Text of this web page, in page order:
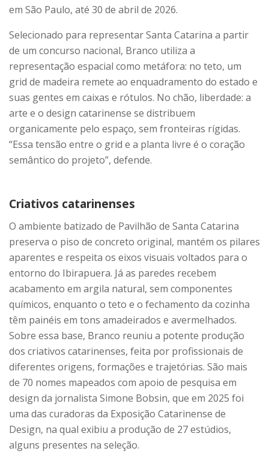
em São Paulo, até 30 de abril de 2026.
Selecionado para representar Santa Catarina a partir
de um concurso nacional, Branco utiliza a
representação espacial como metáfora: no teto, um
grid de madeira remete ao enquadramento do estado e
suas gentes em caixas e rótulos. No chão, liberdade: a
arte e o design catarinense se distribuem
organicamente pelo espaço, sem fronteiras rígidas.
“Essa tensão entre o grid e a planta livre é o coração
semântico do projeto”, defende.
Criativos catarinenses
O ambiente batizado de Pavilhão de Santa Catarina
preserva o piso de concreto original, mantém os pilares
aparentes e respeita os eixos visuais voltados para o
entorno do Ibirapuera. Já as paredes recebem
acabamento em argila natural, sem componentes
químicos, enquanto o teto e o fechamento da cozinha
têm painéis em tons amadeirados e avermelhados.
Sobre essa base, Branco reuniu a potente produção
dos criativos catarinenses, feita por profissionais de
diferentes origens, formações e trajetórias. São mais
de 70 nomes mapeados com apoio de pesquisa em
design da jornalista Simone Bobsin, que em 2025 foi
uma das curadoras da Exposição Catarinense de
Design, na qual exibiu a produção de 27 estúdios,
alguns presentes na seleção.